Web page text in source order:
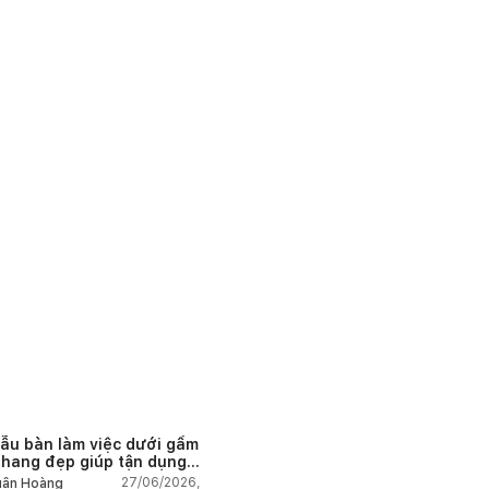
bàn làm việc dưới gầm
đẹp giúp tận dụng
tưởng chừng bị bỏ
Hoàng
27/06/2026,